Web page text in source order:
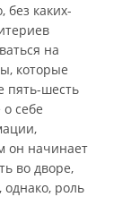
без каких-
на
которые
пять-шесть
себе
он начинает
во дворе,
роль